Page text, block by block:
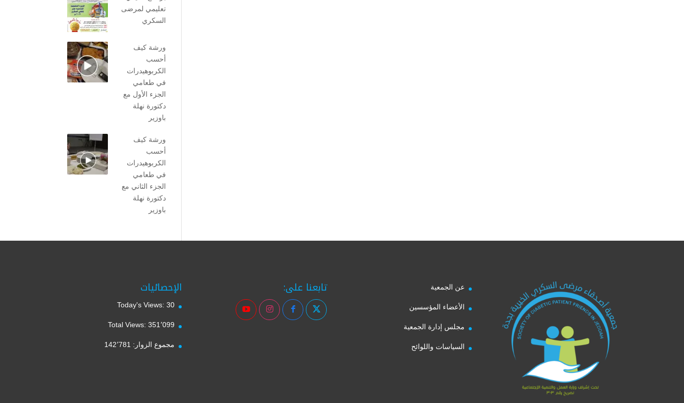
تعليمي لمرضى
السكري
ورشة كيف
أحسب
الكربوهيدرات
في طعامي
الجزء الأول مع
دكتورة نهلة
باوزير
ورشة كيف
أحسب
الكربوهيدرات
في طعامي
الجزء الثاني مع
دكتورة نهلة
باوزير
عن الجمعية
الأعضاء المؤسسين
مجلس إدارة الجمعية
السياسات واللوائح
تابعنا على: الإحصائيات
Today's Views: 30
Total Views: 351٬099
مجموع الزوار: 142٬781